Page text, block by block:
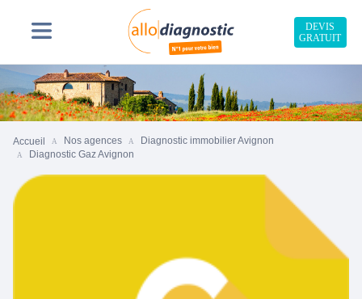
DEVIS
GRATUIT
Accueil Nos agences
Diagnostic immobilier Avignon
Diagnostic Gaz Avignon